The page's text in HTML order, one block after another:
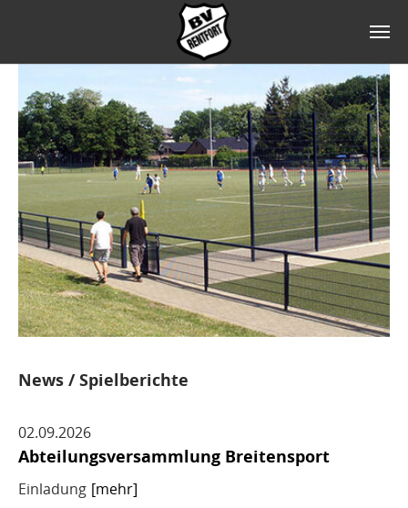
Zum Hauptinhalt springen
News / Spielberichte
02.09.2026
Abteilungsversammlung Breitensport
Einladung [mehr]